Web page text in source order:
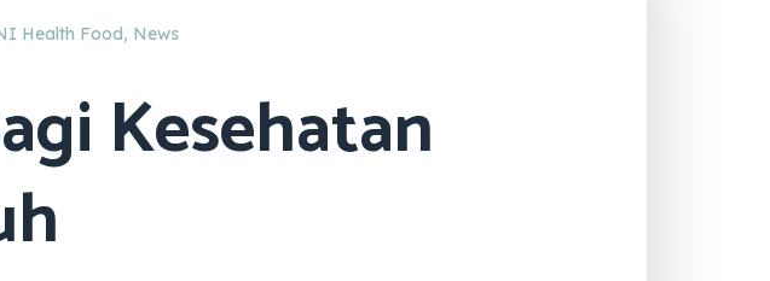
testimonials
Master
Health Food, News
Kesehatan